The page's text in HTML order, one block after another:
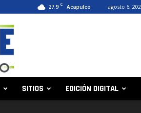
27.9 C Acapulco agosto 6,
SITIOS EDICIÓN DIGITAL